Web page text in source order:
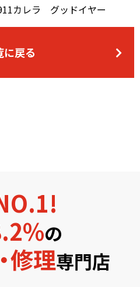
カレラ グッドイヤー
に戻る
の
修理専門店